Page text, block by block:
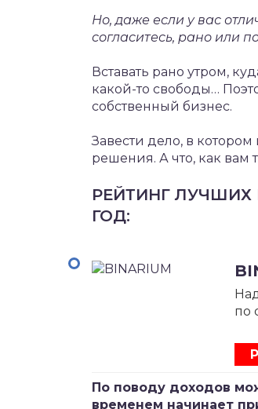
Но, даже если у вас
согласитесь, рано или
Вставать рано утром,
какой-то свободы…
собственный бизнес.
Завести дело, в
решения. А что, как вам
РЕЙТИНГ
ГОД:
по
По поводу доходов
временем начинает